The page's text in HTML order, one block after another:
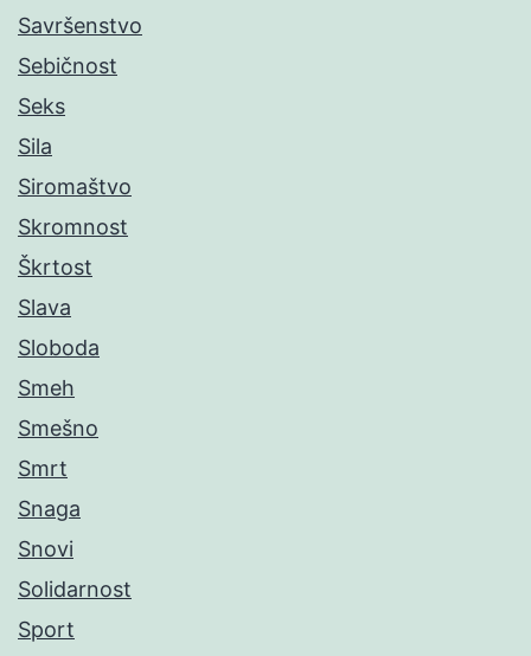
Savršenstvo
Sebičnost
Seks
Sila
Siromaštvo
Skromnost
Škrtost
Slava
Sloboda
Smeh
Smešno
Smrt
Snaga
Snovi
Solidarnost
Sport